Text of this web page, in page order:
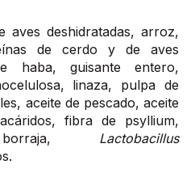
aves deshidratadas, arroz,
de cerdo y de aves
haba, guisante entero,
linaza, pulpa de
aceite de pescado, aceite
fibra de psyllium,
Lactobacillus